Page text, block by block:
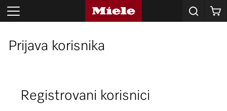
Korpa
Prijava korisnika
Registrovani korisnici